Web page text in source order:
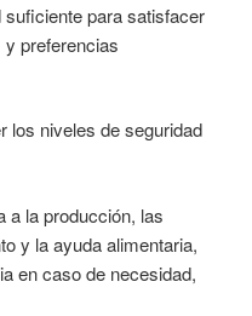
para satisfacer
preferencias
los niveles de seguridad
a la producción, las
y la ayuda alimentaria,
en caso de necesidad,